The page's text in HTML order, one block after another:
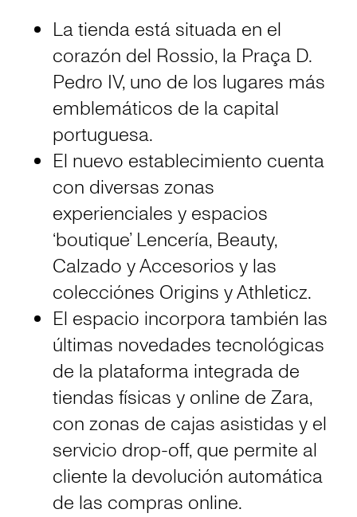
La tienda está situada en el
corazón del Rossio, la Praça D.
Pedro IV, uno de los lugares más
emblemáticos de la capital
portuguesa.
El nuevo establecimiento cuenta
con diversas zonas
experienciales y espacios
‘boutique’ Lencería, Beauty,
Calzado y Accesorios y las
colecciónes Origins y Athleticz.
El espacio incorpora también las
últimas novedades tecnológicas
de la plataforma integrada de
tiendas físicas y online de Zara,
con zonas de cajas asistidas y el
servicio drop-off, que permite al
cliente la devolución automática
de las compras online.